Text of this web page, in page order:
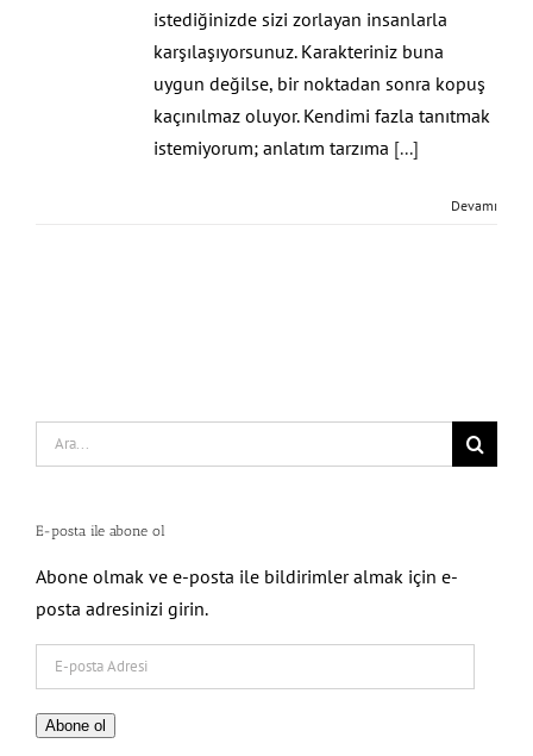
istediğinizde sizi zorlayan insanlarla
karşılaşıyorsunuz. Karakteriniz buna
uygun değilse, bir noktadan sonra kopuş
kaçınılmaz oluyor. Kendimi fazla tanıtmak
istemiyorum; anlatım tarzıma [...]
Devamı
Search
for:
E-posta ile abone ol
Abone olmak ve e-posta ile bildirimler almak için e-
posta adresinizi girin.
posta
Adresi
Abone ol